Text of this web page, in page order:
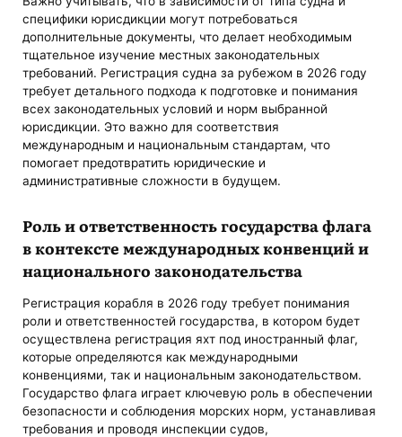
специфики юрисдикции могут потребоваться
дополнительные документы, что делает необходимым
тщательное изучение местных законодательных
требований. Регистрация судна за рубежом в 2026 году
требует детального подхода к подготовке и понимания
всех законодательных условий и норм выбранной
юрисдикции. Это важно для соответствия
международным и национальным стандартам, что
помогает предотвратить юридические и
административные сложности в будущем.
Роль и ответственность государства флага
в контексте международных конвенций и
национального законодательства
Регистрация корабля в 2026 году требует понимания
роли и ответственностей государства, в котором будет
осуществлена регистрация яхт под иностранный флаг,
которые определяются как международными
конвенциями, так и национальным законодательством.
Государство флага играет ключевую роль в обеспечении
безопасности и соблюдения морских норм, устанавливая
требования и проводя инспекции судов,